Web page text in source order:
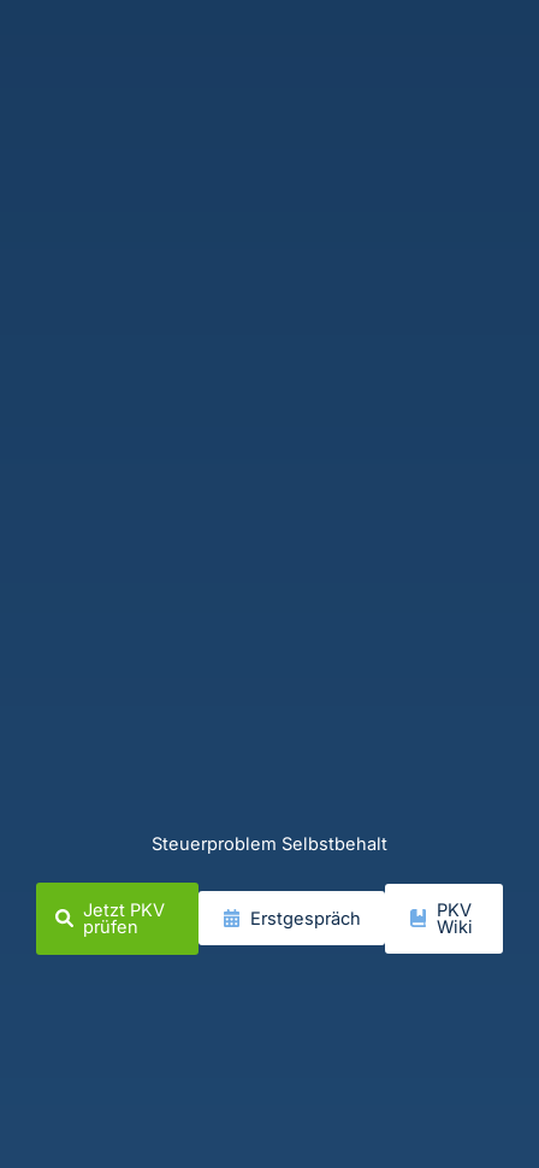
Steuerproblem Selbstbehalt
Jetzt PKV
prüfen Erstgespräch PKV
Wiki